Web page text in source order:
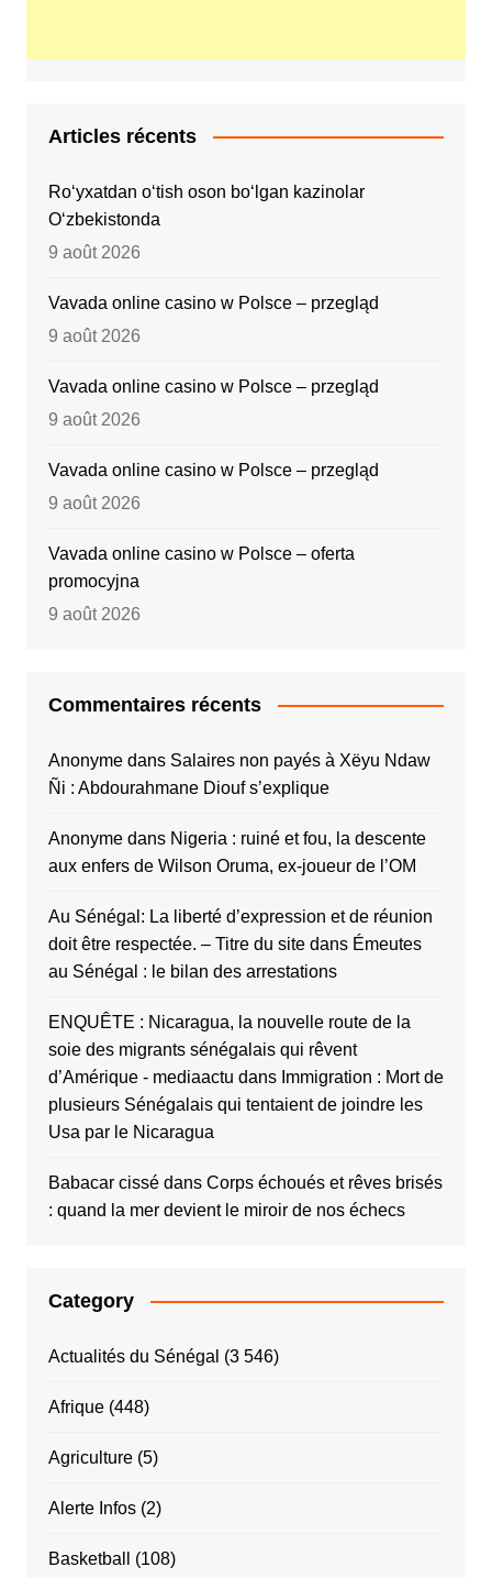
Articles récents
Ro‘yxatdan o‘tish oson bo‘lgan kazinolar
O‘zbekistonda
9 août 2026
Vavada online casino w Polsce – przegląd
9 août 2026
Vavada online casino w Polsce – przegląd
9 août 2026
Vavada online casino w Polsce – przegląd
9 août 2026
Vavada online casino w Polsce – oferta
promocyjna
9 août 2026
Commentaires récents
Anonymedans Salaires non payés à Xëyu Ndaw
Ñi : Abdourahmane Diouf s’explique
Anonymedans Nigeria : ruiné et fou, la descente
aux enfers de Wilson Oruma, ex-joueur de l’OM
Au Sénégal: La liberté d’expression et de réunion
doit être respectée. – Titre du sitedans Émeutes
au Sénégal : le bilan des arrestations
ENQUÊTE : Nicaragua, la nouvelle route de la
soie des migrants sénégalais qui rêvent
d’Amérique - mediaactu dans Immigration : Mort de
plusieurs Sénégalais qui tentaient de joindre les
Usa par le Nicaragua
Babacar cissédans Corps échoués et rêves brisés
: quand la mer devient le miroir de nos échecs
Category
Actualités du Sénégal (3 546)
Afrique(448)
Agriculture(5)
Alerte Infos(2)
Basketball (108)